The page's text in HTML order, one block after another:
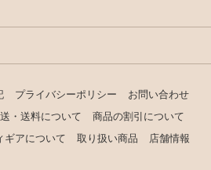
プライバシーポリシー
お問い合わせ
・送料について
商品の割引について
ギアについて 取り扱い商品 店舗情報